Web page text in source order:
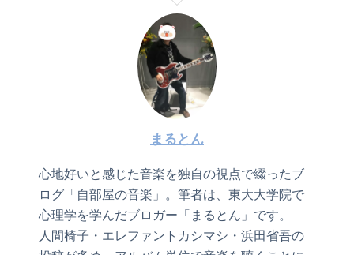
まるとん
心地好いと感じた音楽を独自の視点で綴ったブ
ログ「自部屋の音楽」。筆者は、東大大学院で
心理学を学んだブロガー「まるとん」です。
人間椅子・エレファントカシマシ・浜田省吾の